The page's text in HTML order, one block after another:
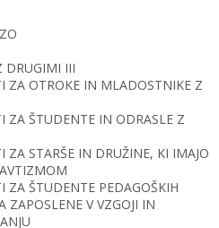
DRUGIMI III
ZA OTROKE IN MLADOSTNIKE Z
ZA ŠTUDENTE IN ODRASLE Z
ZA STARŠE IN DRUŽINE, KI IMAJO
ZA ŠTUDENTE PEDAGOŠKIH
ZAPOSLENE V VZGOJI IN